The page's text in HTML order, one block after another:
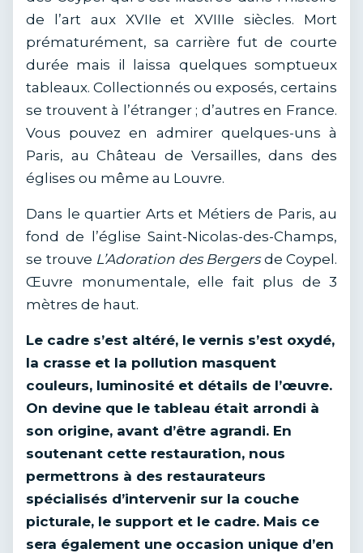
de l’art aux XVIIe et XVIIIe siècles. Mort
prématurément, sa carrière fut de courte
durée mais il laissa quelques somptueux
tableaux. Collectionnés ou exposés, certains
se trouvent à l’étranger ; d’autres en France.
Vous pouvez en admirer quelques-uns à
Paris, au Château de Versailles, dans des
églises ou même au Louvre.
Dans le quartier Arts et Métiers de Paris, au
fond de l’église Saint-Nicolas-des-Champs,
se trouve L’Adoration des Bergersde Coypel.
Œuvre monumentale, elle fait plus de 3
mètres de haut.
Le cadre s’est altéré, le vernis s’est oxydé,
la crasse et la pollution masquent
couleurs, luminosité et détails de l’œuvre.
On devine que le tableau était arrondi à
son origine, avant d’être agrandi. En
soutenant cette restauration, nous
permettrons à des restaurateurs
spécialisés d’intervenir sur la couche
picturale, le support et le cadre. Mais ce
sera également une occasion unique d’en